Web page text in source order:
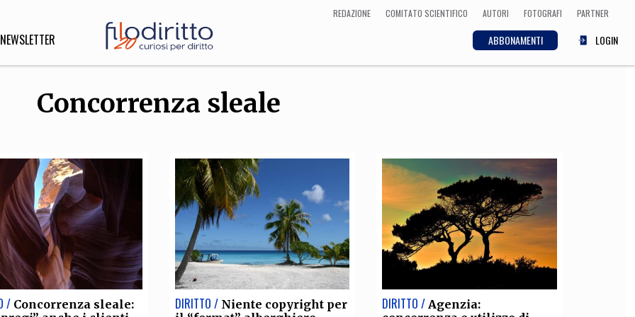
REDAZIONE COMITATO SCIENTIFICO AUTORI FOTOGRAFI PARTNER
ABBONAMENTI LOGIN
NEWSLETTER
Medicina
INNOVAZIONE
Scienze informatiche,
Architettura, Ingegneria
CULTURA
Arte, Cinema, Musica,
Letteratura
Concorrenza sleale
/ Concorrenza sleale:
DIRITTO / Niente copyright per
DIRITTO / Agenzia: